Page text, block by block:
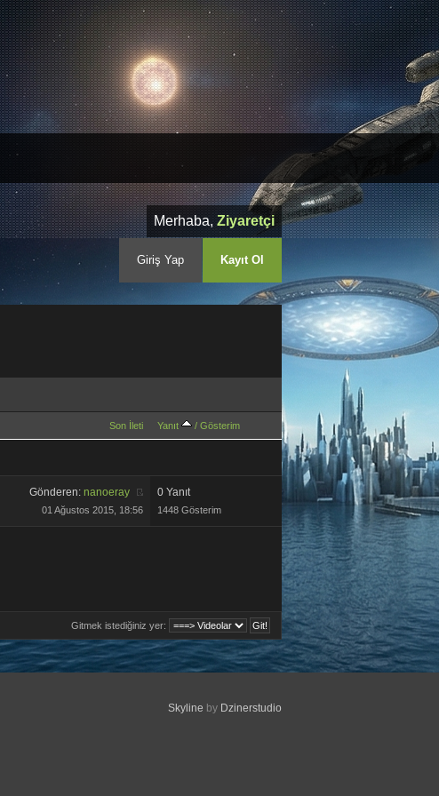
Merhaba, Ziyaretçi
Giriş Yap Kayıt Ol
Son İleti Yanıt / Gösterim
Gönderen: nanoeray
01 Ağustos 2015, 18:56
0 Yanıt
1448 Gösterim
Gitmek istediğiniz yer:
Skyline by Dzinerstudio